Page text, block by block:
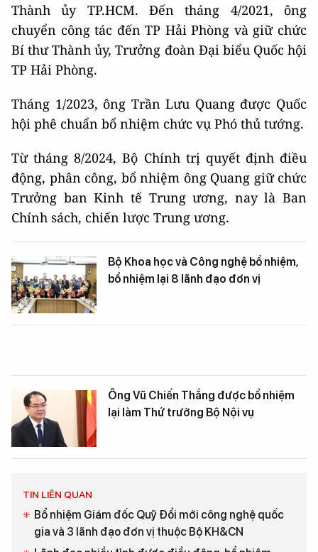
Thành ủy TP.HCM. Đến tháng 4/2021, ông
chuyển công tác đến TP Hải Phòng và giữ chức
Bí thư Thành ủy, Trưởng đoàn Đại biểu Quốc hội
TP Hải Phòng.
Tháng 1/2023, ông Trần Lưu Quang được Quốc
hội phê chuẩn bổ nhiệm chức vụ Phó thủ tướng.
Từ tháng 8/2024, Bộ Chính trị quyết định điều
động, phân công, bổ nhiệm ông Quang giữ chức
Trưởng ban Kinh tế Trung ương, nay là Ban
Chính sách, chiến lược Trung ương.
Bộ Khoa học và Công nghệ bổ nhiệm,
bổ nhiệm lại 8 lãnh đạo đơn vị
Ông Vũ Chiến Thắng được bổ nhiệm
lại làm Thứ trưởng Bộ Nội vụ
TIN LIÊN QUAN
Bổ nhiệm Giám đốc Quỹ Đổi mới công nghệ quốc
gia và 3 lãnh đạo đơn vị thuộc Bộ KH&CN